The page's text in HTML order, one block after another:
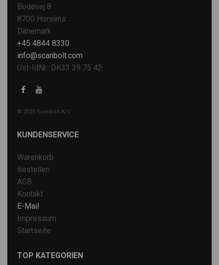
Bodøvej 8
8700 Horsens
Dänemark
+45 4844 8330
info@scanbolt.com
Ust-IdNr.: DK33 39 75 42
© 2025 Scanbolt A/S
KUNDENSERVICE
Warenkorb
Bestellen
AGB
Kontakt
E-Mail
Impressum
Startseite
TOP KATEGORIEN